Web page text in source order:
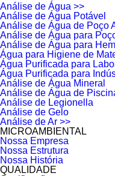
Análise de Água >>
Análise de Água Potável
Análise de Água de Poço
Análise de Água para
Análise de Água para
Água para Higiene de
Água Purificada para
Água Purificada para
Análise de Água Mineral
Análise de Água de
Análise de Legionella
Análise de Gelo
Análise de Ar >>
MICROAMBIENTAL
Nossa Empresa
Nossa Estrutura
Nossa História
QUALIDADE